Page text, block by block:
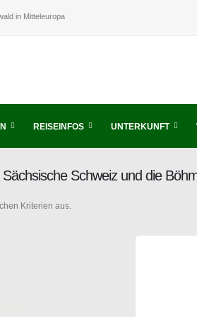
in Mitteleuropa
REISEINFOS UNTERKUNFT
Schweiz und die
Kriterien aus.